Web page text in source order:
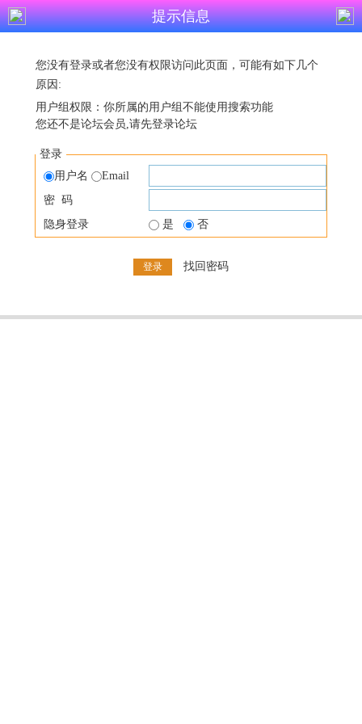
提示信息
您没有登录或者您没有权限访问此页面，可能有如下几个
原因:
用户组权限：你所属的用户组不能使用搜索功能
您还不是论坛会员,请先登录论坛
登录
用户名
Email
密 码
隐身登录
是 否
找回密码